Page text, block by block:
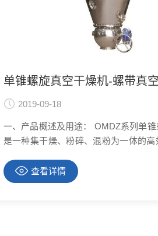
2019-09-18
一、产品概述及用途： OMDZ系列单
是一种集干燥、粉碎、混粉为一体的高
真空干燥机”3-5倍。主要应用于制药、
品等行业的粉体干燥，可实现全过程
查看详情